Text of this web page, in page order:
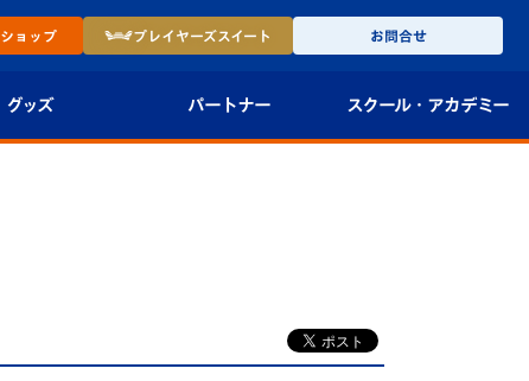
ショップ プレイヤーズスイート お問合せ
グッズ パートナー スクール・ アカデミー
U-12